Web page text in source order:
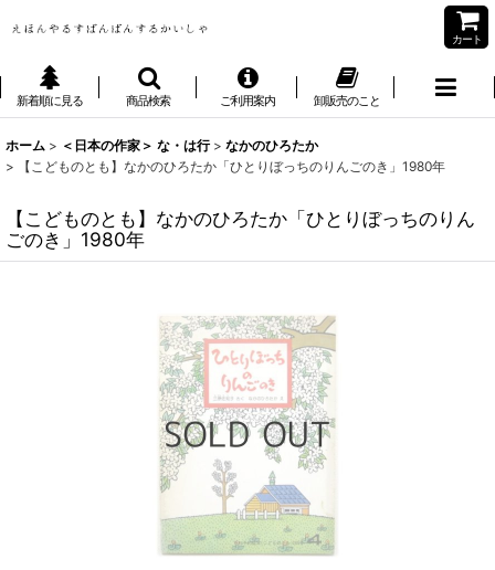
カート
新着順に見る 商品検索 ご利用案内 卸販売のこと
ホーム > ＜日本の作家＞ な・は行 > なかのひろたか
>
【こどものとも】なかのひろたか「ひとりぼっちのりんごのき」1980年
【こどものとも】なかのひろたか「ひとりぼっちのりん
ごのき」1980年